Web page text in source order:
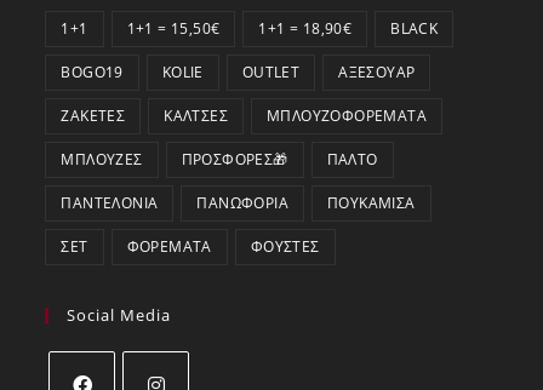
1+1 1+1 = 15,50€ 1+1 = 18,90€ BLACK
BOGO19 KOLIE OUTLET ΑΞΕΣΟΥΆΡ
ΖΑΚΈΤΕΣ ΚΆΛΤΣΕΣ ΜΠΛΟΥΖΟΦΟΡΈΜΑΤΑ
ΜΠΛΟΎΖΕΣ ΠΡΟΣΦΟΡΕΣ🎁 ΠΑΛΤΌ
ΠΑΝΤΕΛΌΝΙΑ ΠΑΝΩΦΌΡΙΑ ΠΟΥΚΆΜΙΣΑ
ΣΕΤ ΦΟΡΈΜΑΤΑ ΦΟΎΣΤΕΣ
Social Media